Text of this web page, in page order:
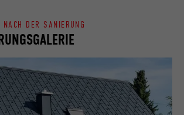
DER SANIERUNG
Eingestellt von LinkedIn, wenn eine
Webseite ein eingebettetes "Folgen Sie
bcookie